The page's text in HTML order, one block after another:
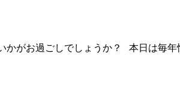
がお過ごしでしょうか？ 本日は毎年